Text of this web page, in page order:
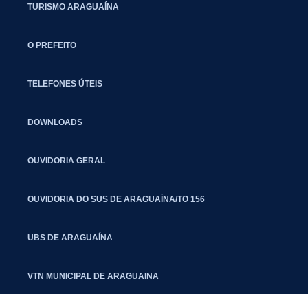
TURISMO ARAGUAÍNA
O PREFEITO
TELEFONES ÚTEIS
DOWNLOADS
OUVIDORIA GERAL
OUVIDORIA DO SUS DE ARAGUAÍNA/TO 156
UBS DE ARAGUAÍNA
VTN MUNICIPAL DE ARAGUAINA